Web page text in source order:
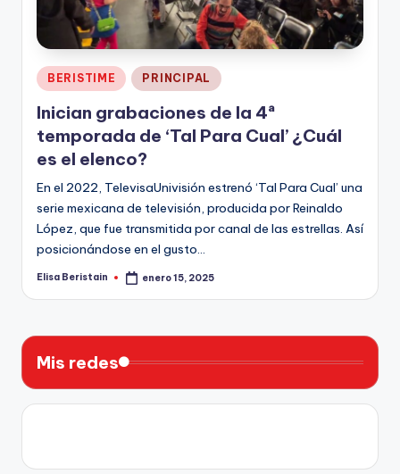
Publicado
en
BERISTIME PRINCIPAL
Inician grabaciones de la 4ª
temporada de ‘Tal Para Cual’ ¿Cuál
es el elenco?
En el 2022, TelevisaUnivisión estrenó ‘Tal Para Cual’ una
serie mexicana de televisión, producida por Reinaldo
López, que fue transmitida por canal de las estrellas. Así
posicionándose en el gusto…
Publicado
Elisa Beristain enero 15, 2025
Mis redes